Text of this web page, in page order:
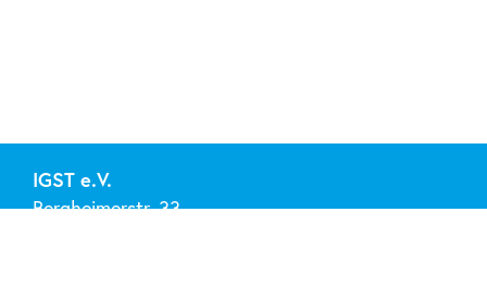
IGST e.V.
Bergheimerstr. 33